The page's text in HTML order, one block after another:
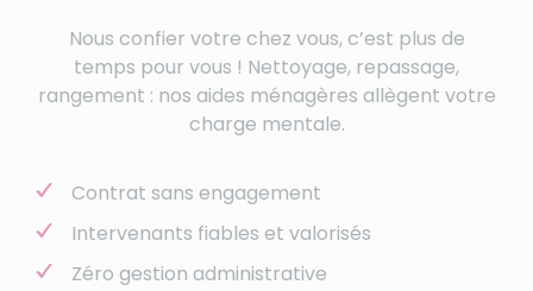
Nous confier votre chez vous, c’est plus de
temps pour vous ! Nettoyage, repassage,
rangement : nos aides ménagères allègent votre
charge mentale.
Contrat sans engagement
Intervenants fiables et valorisés
Zéro gestion administrative